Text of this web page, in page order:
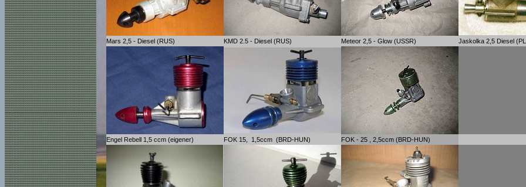
Mars 2,5 - Diesel (RUS) KMD 2.5 - Diesel (RUS) Meteor 2,5 - Glow (USSR) Jaskolka 2,5 Diesel
Engel Rebell 1,5 ccm (eigener) FOK 15, 1,5ccm (BRD-HUN) FOK - 25 , 2,5ccm (BRD-HUN)